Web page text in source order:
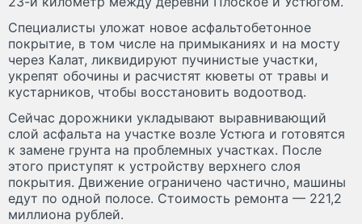
Специалисты уложат новое асфальтобетонное
покрытие, в том числе на примыканиях и на мосту
через Калат, ликвидируют пучинистые участки,
укрепят обочины и расчистят кюветы от травы и
кустарников, чтобы восстановить водоотвод.
Сейчас дорожники укладывают выравнивающий
слой асфальта на участке возле Устюга и готовятся
к замене грунта на проблемных участках. После
этого приступят к устройству верхнего слоя
покрытия. Движение ограничено частично, машины
едут по одной полосе. Стоимость ремонта — 221,2
миллиона рублей.